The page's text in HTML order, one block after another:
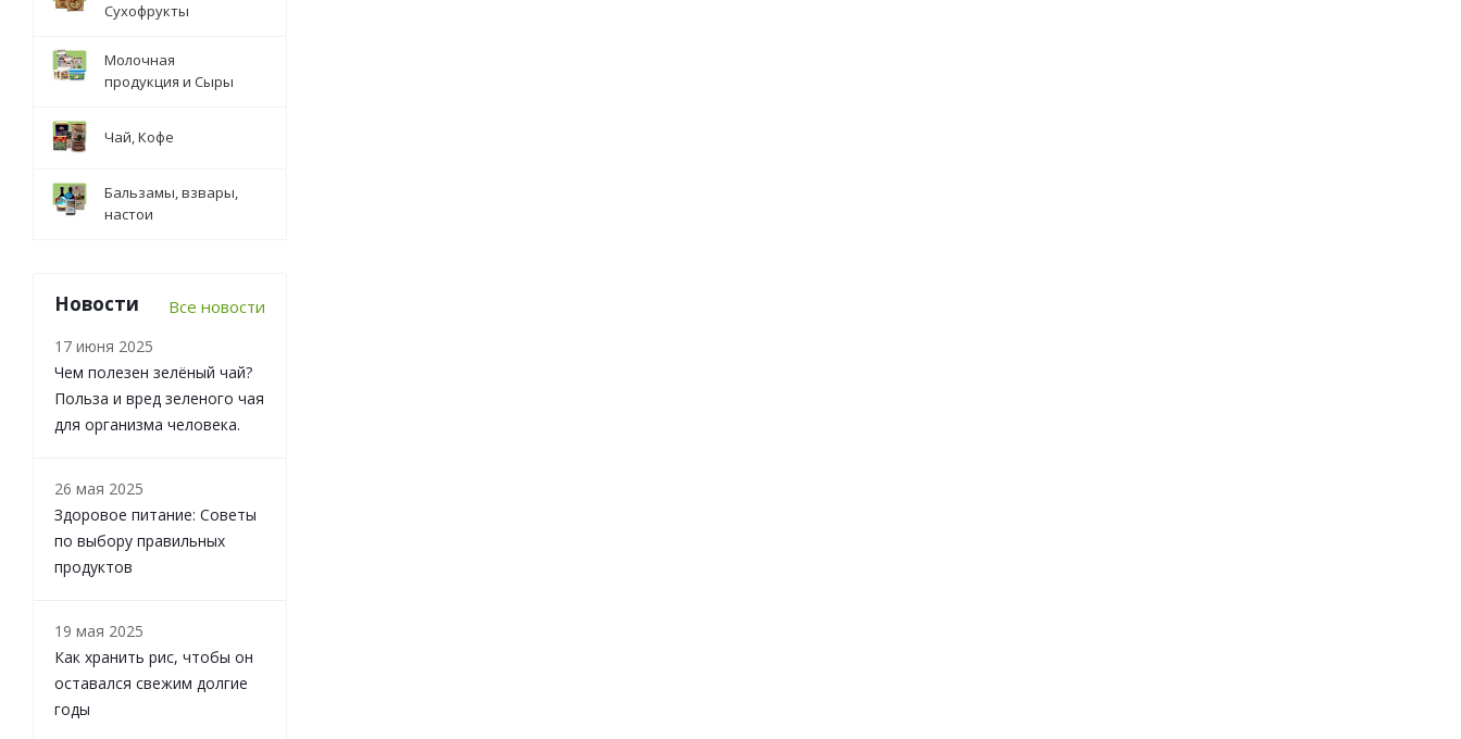
Сухофрукты
Молочная
продукция и Сыры
Чай, Кофе
Бальзамы, взвары,
настои
Новости Все новости
17 июня 2025
Чем полезен зелёный чай?
Польза и вред зеленого чая
для организма человека.
26 мая 2025
Здоровое питание: Советы
по выбору правильных
продуктов
19 мая 2025
Как хранить рис, чтобы он
оставался свежим долгие
годы